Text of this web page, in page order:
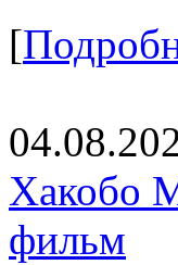
[
Хакобо
фильм